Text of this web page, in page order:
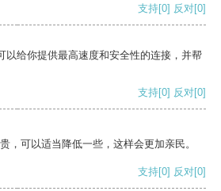
支持[0] 反对[0]
以给你提供最高速度和安全性的连接，并帮
支持[0] 反对[0]
，可以适当降低一些，这样会更加亲民。
支持[0] 反对[0]